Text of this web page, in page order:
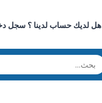
هل لديك حساب لدينا ؟ سجل